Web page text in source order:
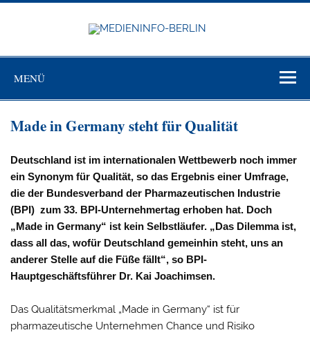
Zum
MENÜ
Made in Germany steht für Qualität
Deutschland ist im internationalen Wettbewerb noch immer
ein Synonym für Qualität, so das Ergebnis einer Umfrage,
die der Bundesverband der Pharmazeutischen Industrie
(BPI) zum 33. BPI-Unternehmertag erhoben hat. Doch
„Made in Germany“ ist kein Selbstläufer. „Das Dilemma ist,
dass all das, wofür Deutschland gemeinhin steht, uns an
anderer Stelle auf die Füße fällt“, so BPI-
Hauptgeschäftsführer Dr. Kai Joachimsen.
Das Qualitätsmerkmal „Made in Germany“ ist für
pharmazeutische Unternehmen Chance und Risiko